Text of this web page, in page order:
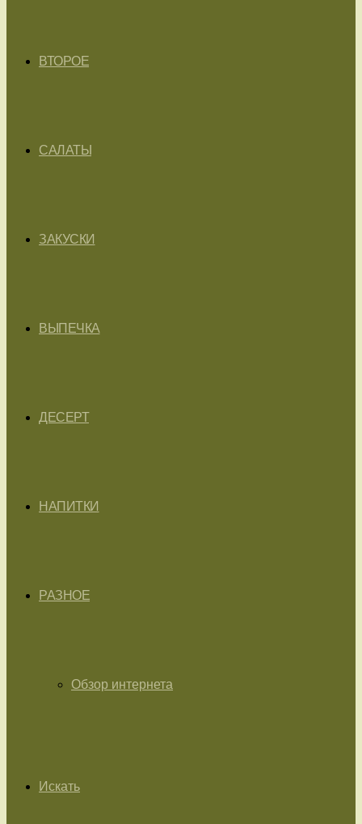
ВТОРОЕ
САЛАТЫ
ЗАКУСКИ
ВЫПЕЧКА
ДЕСЕРТ
НАПИТКИ
РАЗНОЕ
Обзор интернета
Искать